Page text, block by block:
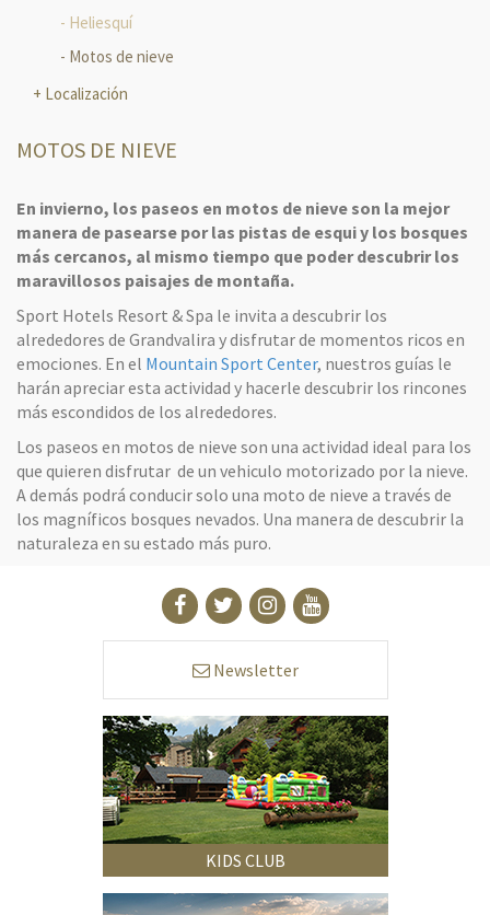
Heliesquí
Motos de nieve
Localización
MOTOS DE NIEVE
En invierno, los paseos en motos de nieve son la mejor
manera de pasearse por las pistas de esqui y los bosques
más cercanos, al mismo tiempo que poder descubrir los
maravillosos paisajes de montaña.
Sport Hotels Resort & Spa le invita a descubrir los
alrededores de Grandvalira y disfrutar de momentos ricos en
emociones. En el Mountain Sport Center, nuestros guías le
harán apreciar esta actividad y hacerle descubrir los rincones
más escondidos de los alrededores.
Los paseos en motos de nieve son una actividad ideal para los
que quieren disfrutar de un vehiculo motorizado por la nieve.
A demás podrá conducir solo una moto de nieve a través de
los magníficos bosques nevados. Una manera de descubrir la
naturaleza en su estado más puro.
Newsletter
KIDS CLUB